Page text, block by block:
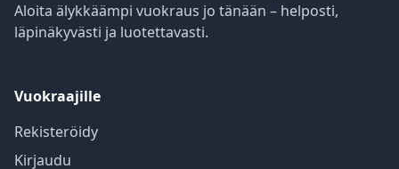
Aloita älykkäämpi vuokraus jo tänään – helposti,
läpinäkyvästi ja luotettavasti.
Vuokraajille
Rekisteröidy
Kirjaudu